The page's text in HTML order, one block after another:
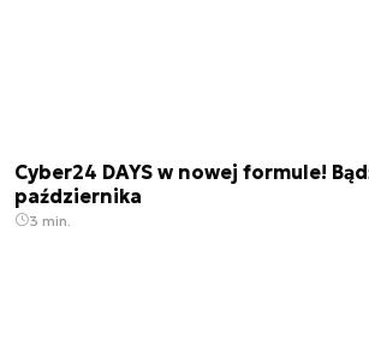
Cyber24 DAYS w nowej formule!
października
3 min.